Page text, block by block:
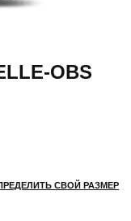
OBS
СВОЙ РАЗМЕР